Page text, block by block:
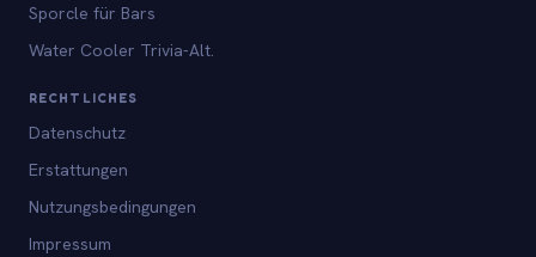
Sporcle für Bars
Water Cooler Trivia-Alt.
RECHTLICHES
Datenschutz
Erstattungen
Nutzungsbedingungen
Impressum